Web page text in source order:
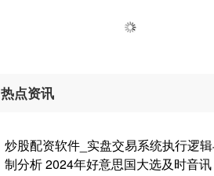
热点资讯
炒股配资软件_实盘交易系统执行逻
制分析 2024年好意思国大选及时音讯